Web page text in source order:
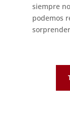
siempre
podemos